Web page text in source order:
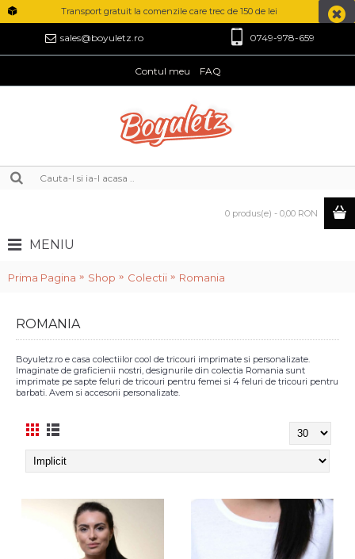
Transport gratuit la comenzile care trec de 150 de lei
sales@boyuletz.ro 0749-978-659
Contul meu FAQ
0 produs(e) - 0,00 RON
MENIU
Prima Pagina Shop Colectii Romania
ROMANIA
Boyuletz.ro e casa colectiilor cool de tricouri imprimate si personalizate.
Imaginate de graficienii nostri, designurile din colectia Romania sunt
imprimate pe sapte feluri de tricouri pentru femei si 4 feluri de tricouri pentru
barbati. Avem si accesorii personalizate.